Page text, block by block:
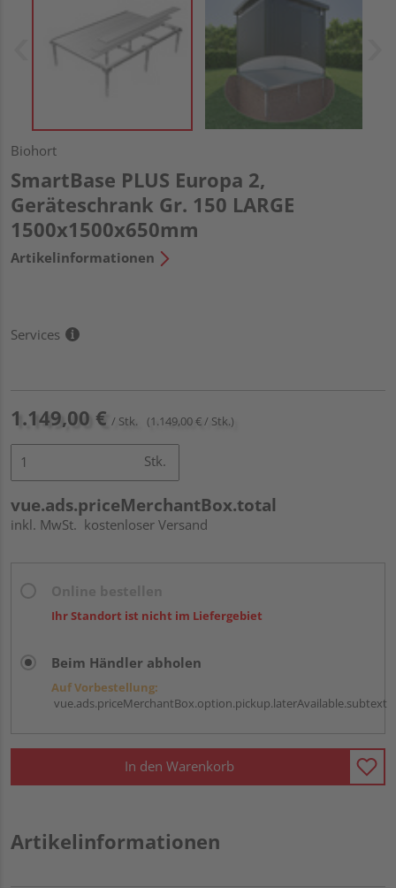
Biohort
SmartBase PLUS Europa 2,
Geräteschrank Gr. 150 LARGE
1500x1500x650mm
Artikelinformationen
Services
1.149,00 € / Stk. (1.149,00 € / Stk.)
Stk.
vue.ads.priceMerchantBox.total
inkl. MwSt. kostenloser Versand
Ihr Standort ist nicht im Liefergebiet
Beim Händler abholen
Auf Vorbestellung:
vue.ads.priceMerchantBox.option.pickup.laterAvailable.subtext
In den Warenkorb
Artikelinformationen